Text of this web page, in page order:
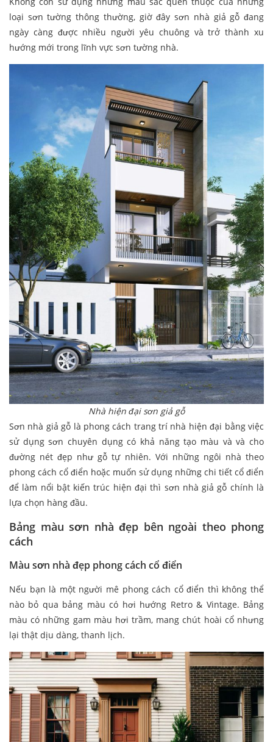
loại sơn tường thông thường, giờ đây sơn nhà giả gỗ đang
ngày càng được nhiều người yêu chuông và trở thành xu
hướng mới trong lĩnh vực sơn tường nhà.
Nhà hiện đại sơn giả gỗ
Sơn nhà giả gỗ là phong cách trang trí nhà hiện đại bằng việc
sử dụng sơn chuyên dụng có khả năng tạo màu và và cho
đường nét đẹp như gỗ tự nhiên. Với những ngôi nhà theo
phong cách cổ điển hoặc muốn sử dụng những chi tiết cổ điển
để làm nổi bật kiến trúc hiện đại thì sơn nhà giả gỗ chính là
lựa chọn hàng đầu.
Bảng màu sơn nhà đẹp bên ngoài theo phong
cách
Màu sơn nhà đẹp phong cách cổ điển
Nếu bạn là một người mê phong cách cổ điển thì không thể
nào bỏ qua bảng màu có hơi hướng Retro & Vintage. Bảng
màu có những gam màu hơi trầm, mang chút hoài cổ nhưng
lại thật dịu dàng, thanh lịch.